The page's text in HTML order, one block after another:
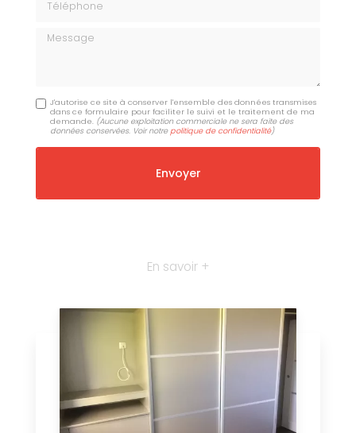
Message
J'autorise ce site à conserver l'ensemble des données transmises
dans ce formulaire pour faciliter le suivi et le traitement de ma
demande. (Aucune exploitation commerciale ne sera faite des
données conservées. Voir notre politique de confidentialité)
En savoir +